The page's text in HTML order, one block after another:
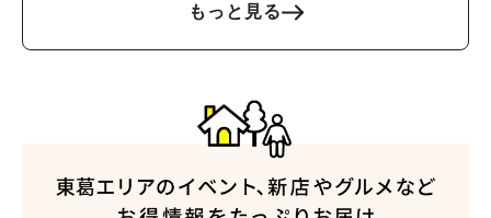
もっと見る
#スイーツ
#教えたい／教えて投稿記事